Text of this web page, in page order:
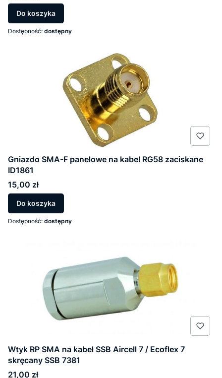
Do koszyka
Dostępność: dostępny
Gniazdo SMA-F panelowe na kabel RG58 zaciskane
ID1861
Cena
15,00 zł
Do koszyka
Dostępność: dostępny
Wtyk RP SMA na kabel SSB Aircell 7 / Ecoflex 7
skręcany SSB 7381
Cena
21,00 zł